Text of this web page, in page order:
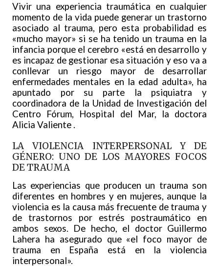
Vivir una experiencia traumática en cualquier
momento de la vida puede generar un trastorno
asociado al trauma, pero esta probabilidad es
«mucho mayor» si se ha tenido un trauma en la
infancia porque el cerebro «está en desarrollo y
es incapaz de gestionar esa situación y eso va a
conllevar un riesgo mayor de desarrollar
enfermedades mentales en la edad adulta», ha
apuntado por su parte la psiquiatra y
coordinadora de la Unidad de Investigación del
Centro Fórum, Hospital del Mar, la doctora
Alicia Valiente .
LA VIOLENCIA INTERPERSONAL Y DE
GÉNERO: UNO DE LOS MAYORES FOCOS
DE TRAUMA
Las experiencias que producen un trauma son
diferentes en hombres y en mujeres, aunque la
violencia es la causa más frecuente de trauma y
de trastornos por estrés postraumático en
ambos sexos. De hecho, el doctor Guillermo
Lahera ha asegurado que «el foco mayor de
trauma en España está en la violencia
interpersonal».